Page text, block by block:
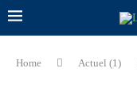
Home Actuel (1)